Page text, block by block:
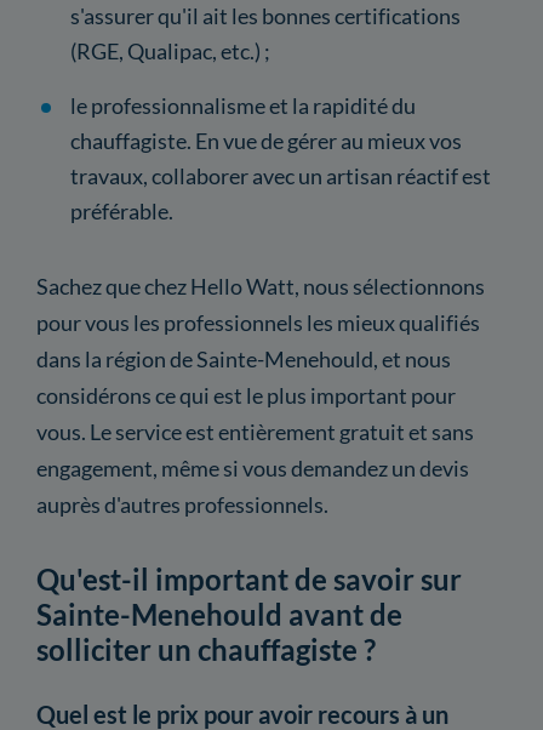
s'assurer qu'il ait les bonnes certifications
(RGE, Qualipac, etc.) ;
le professionnalisme et la rapidité du
chauffagiste. En vue de gérer au mieux vos
travaux, collaborer avec un artisan réactif est
préférable.
Sachez que chez Hello Watt, nous sélectionnons
pour vous les professionnels les mieux qualifiés
dans la région de Sainte-Menehould, et nous
considérons ce qui est le plus important pour
vous. Le service est entièrement gratuit et sans
engagement, même si vous demandez un devis
auprès d'autres professionnels.
Qu'est-il important de savoir sur
Sainte-Menehould avant de
solliciter un chauffagiste ?
Quel est le prix pour avoir recours à un